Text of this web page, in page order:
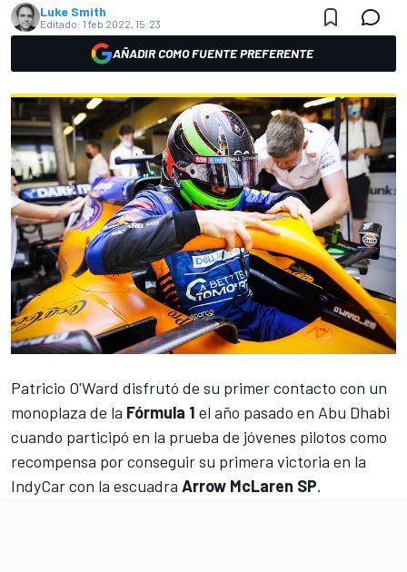
Luke Smith
Editado: 1 feb 2022, 15:23
AÑADIR COMO FUENTE PREFERENTE
Patricio O'Ward disfrutó de su primer contacto con un
monoplaza de la Fórmula 1 el año pasado en Abu Dhabi
cuando participó en la prueba de jóvenes pilotos como
recompensa por conseguir su primera victoria en la
IndyCarcon la escuadra Arrow McLaren SP.